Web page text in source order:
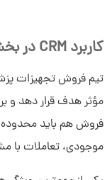
کاربرد CRM در بخش فروش صنعت تجهیزات پزشکی
تیم فروش تجهیزات
مؤثر هدف قرار دهد و
فروش هم باید محدوده
موجودی، تعاملات با